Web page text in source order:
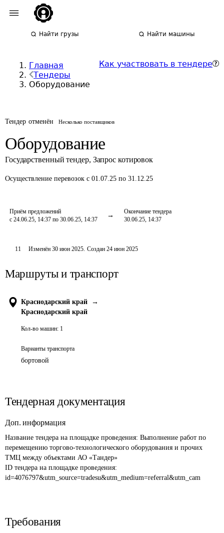
Найти грузы Найти машины
Главная
Тендеры
Оборудование
Как участвовать в тендере
Тендер отменён Несколько поставщиков
Оборудование
Государственный тендер, Запрос котировок
Осуществление перевозок с 01.07.25 по 31.12.25
Приём предложений
с 24.06.25, 14:37 по 30.06.25, 14:37
Окончание тендера
30.06.25, 14:37
11 Изменён30 июн 2025. Создан 24 июн 2025
Маршруты и транспорт
Краснодарский край
→
Краснодарский край
Кол-во машин: 1
Варианты транспорта
бортовой
Тендерная документация
Доп. информация
Название тендера на площадке проведения: Выполнение работ по
перемещению торгово-технологического оборудования и прочих
ТМЦ между объектами АО «Тандер»
ID тендера на площадке проведения:
id=4076797&utm_source=tradesu&utm_medium=referral&utm_cam
Требования